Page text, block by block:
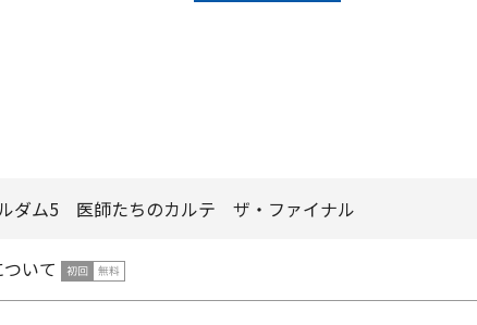
ダム5 医師たちのカルテ ザ・ファイナル
いて